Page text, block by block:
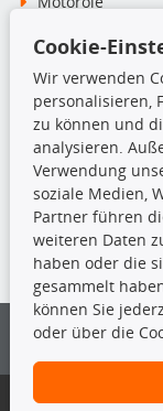
Schneeketten
TecDoc Inside
Die hier angezeigten
nicht kopiert werden.
Es ist zu unterlassen,
vorherige Zustimmung
und/oder diese
Bitte prüfen Sie, ob
Cookie-
Wir verwenden
personalisieren,
zu können und
analysieren.
Verwendung
soziale Medien,
Partner führen
weiteren Daten
haben oder die
gesammelt
können Sie
oder über die